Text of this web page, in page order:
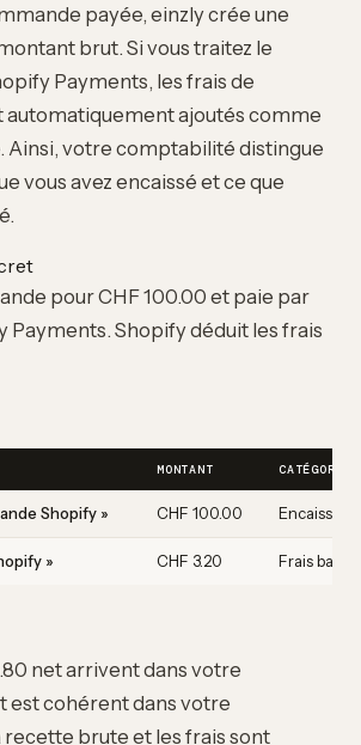
payée, einzly crée une
brut. Si vous traitez le
Payments, les frais de
automatiquement ajoutés comme
Ainsi, votre comptabilité distingue
vous avez encaissé et ce que
pour CHF 100.00 et paie par
Payments. Shopify déduit les frais
MONTANT CATÉGORIE
Shopify » CHF 100.00
» CHF 3.20 Frais
net arrivent dans votre
est cohérent dans votre
brute et les frais sont